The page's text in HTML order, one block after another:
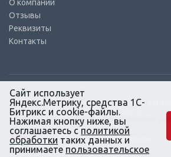
О компании
Отзывы
Реквизиты
Контакты
© КТС-Дизель – Комплектующие к
Все права защищены, 2003 – 2025
Согласие на обработку персональных
Сайт создан в маркетинговом
агентстве KLUEV.BZ
Сайт использует
Яндекс.Метрику, средства 1С-
Битрикс и cookie-файлы.
Нажимая кнопку ниже, вы
соглашаетесь с политикой
обработки таких данных и
принимаете пользовательское